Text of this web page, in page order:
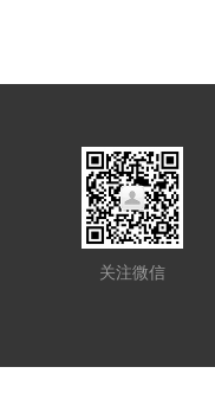
关注微信